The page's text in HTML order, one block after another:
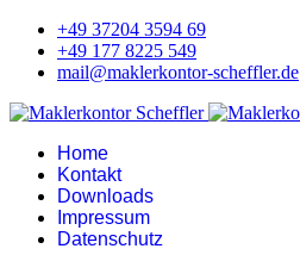
+49 37204 3594 69
+49 177 8225 549
mail@maklerkontor-scheffler.de
Home
Kontakt
Downloads
Impressum
Datenschutz